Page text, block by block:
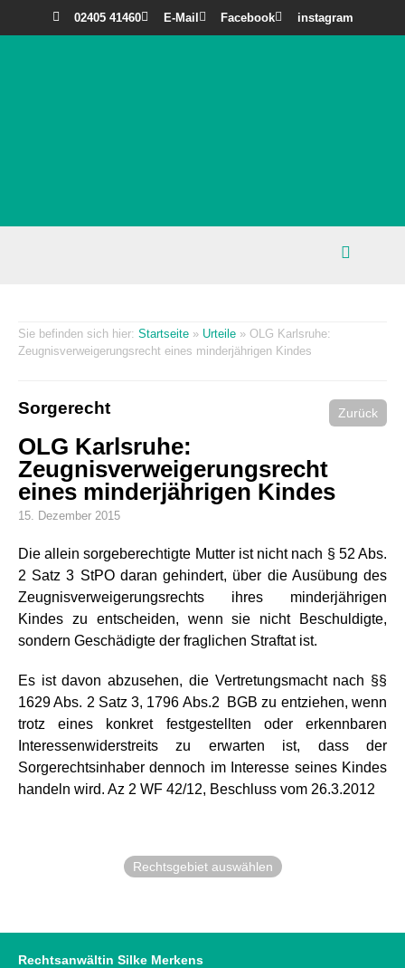
02405 41460 E-Mail Facebook instagram
Startseite » Urteile » OLG Karlsruhe:
Zeugnisverweigerungsrecht eines minderjährigen Kindes
Sorgerecht Zurück
OLG Karlsruhe:
Zeugnisverweigerungsrecht
eines minderjährigen Kindes
15. Dezember 2015
Die allein sorgeberechtigte Mutter ist nicht nach § 52 Abs.
2 Satz 3 StPO daran gehindert, über die Ausübung des
Zeugnisverweigerungsrechts ihres minderjährigen
Kindes zu entscheiden, wenn sie nicht Beschuldigte,
sondern Geschädigte der fraglichen Straftat ist.
Es ist davon abzusehen, die Vertretungsmacht nach §§
1629 Abs. 2 Satz 3, 1796 Abs.2 BGB zu entziehen, wenn
trotz eines konkret festgestellten oder erkennbaren
Interessenwiderstreits zu erwarten ist, dass der
Sorgerechtsinhaber dennoch im Interesse seines Kindes
handeln wird. Az 2 WF 42/12, Beschluss vom 26.3.2012
Rechtsgebiet auswählen
Rechtsanwältin Silke Merkens